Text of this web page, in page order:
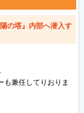
の塔』内部へ潜入す
兼任してりおりま